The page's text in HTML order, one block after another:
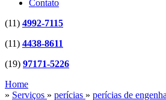
Contato
(11) 4992-7115
(11) 4438-8611
(19) 97171-5226
Home
» Serviços » perícias » perícias de